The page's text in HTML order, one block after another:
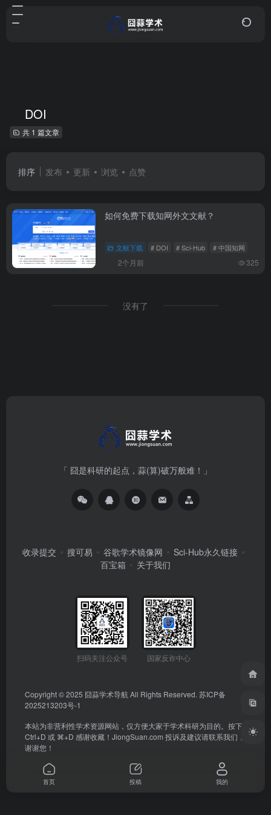
DOI
共 1 篇文章
排序 发布 更新 浏览 点赞
如何免费下载知网外文文献？
文献下载 # DOI # Sci-Hub # 中国知网
2个月前 325
没有了
「 囧是科研的起点，蒜(算)破万般难！」
收录提交 搜可易 谷歌学术镜像网
Sci-Hub永久链接
百宝箱
关于我们
扫码关注公众号 国家反诈中心
Copyright © 2025 囧蒜学术导航 All Rights Reserved. 苏ICP备
2025213203号-1
本站为非营利性学术资源网站，仅方便大家于学术科研为目的。按下
Ctrl+D 或 ⌘+D 感谢收藏！ JiongSuan.com 投诉及建议请联系我们，
谢谢您！
首页 投稿 我的